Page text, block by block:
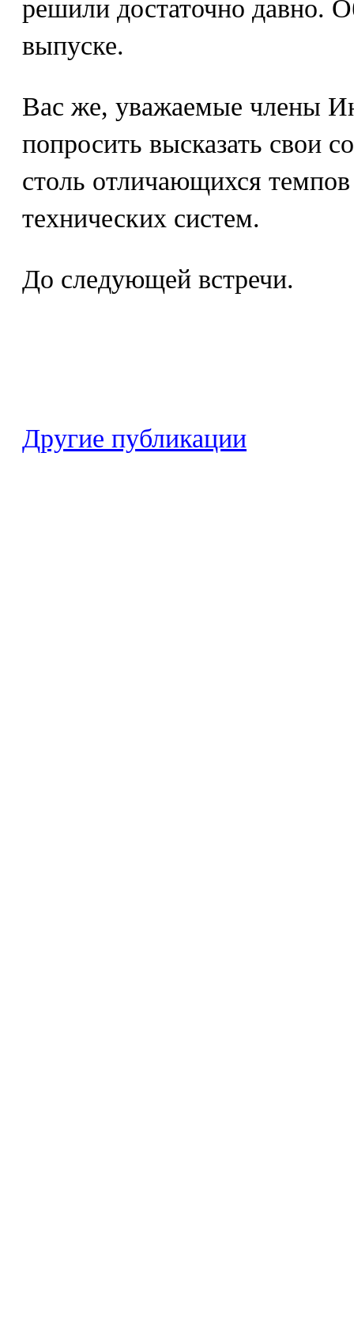
решили достаточно давно.
выпуске.
Вас же, уважаемые члены
попросить высказать свои
столь отличающихся
технических систем.
До следующей встречи.
Другие публикации